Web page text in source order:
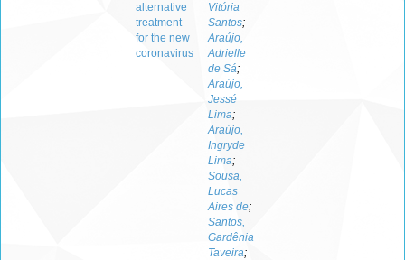
alternative
treatment
for the new
coronavirus
Vitória
Santos;
Araújo,
Adrielle
de Sá;
Araújo,
Jessé
Lima;
Araújo,
Ingryde
Lima;
Sousa,
Lucas
Aires de;
Santos,
Gardênia
Taveira;